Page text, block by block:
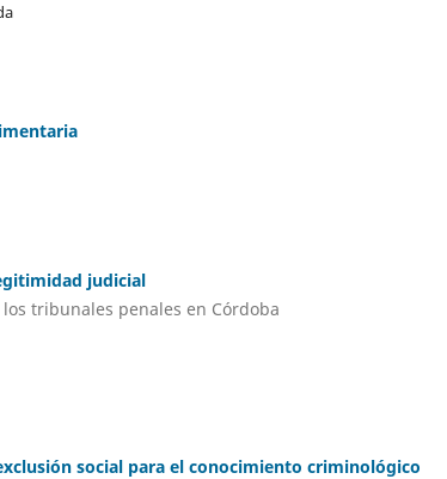
judicial
tribunales penales en Córdoba
social para el conocimiento criminológico